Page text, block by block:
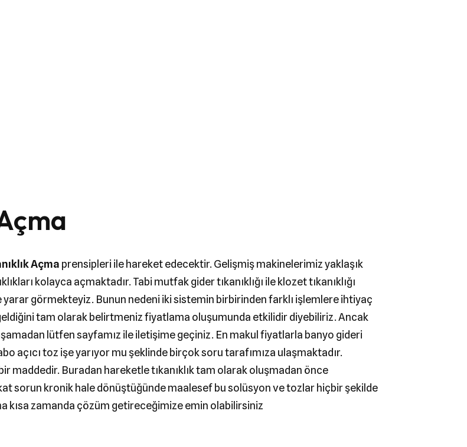
Açma prensipleri ile hareket edecektir. Gelişmiş makinelerimiz yaklaşık
kolayca açmaktadır. Tabi mutfak gider tıkanıklığı ile klozet tıkanıklığı
görmekteyiz. Bunun nedeni iki sistemin birbirinden farklı işlemlere ihtiyaç
tam olarak belirtmeniz fiyatlama oluşumunda etkilidir diyebiliriz. Ancak
lütfen sayfamız ile iletişime geçiniz. En makul fiyatlarla banyo gideri
açıcı toz işe yarıyor mu şeklinde birçok soru tarafımıza ulaşmaktadır.
maddedir. Buradan hareketle tıkanıklık tam olarak oluşmadan önce
sorun kronik hale dönüştüğünde maalesef bu solüsyon ve tozlar hiçbir şekilde
kısa zamanda çözüm getireceğimize emin olabilirsiniz